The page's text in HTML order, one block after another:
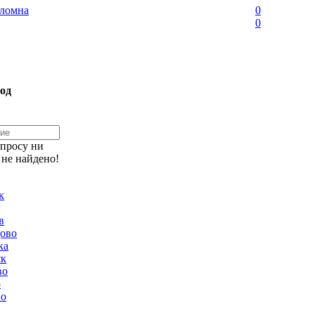
0
0
ни
найдено!